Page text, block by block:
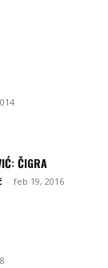
ČIGRA
- feb 19, 2016